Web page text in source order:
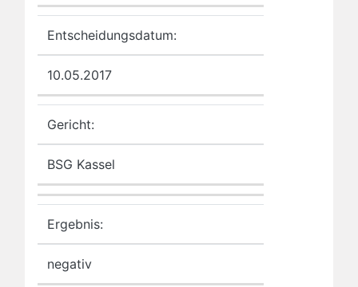
Entscheidungsdatum:
10.05.2017
Gericht:
BSG Kassel
Ergebnis:
negativ